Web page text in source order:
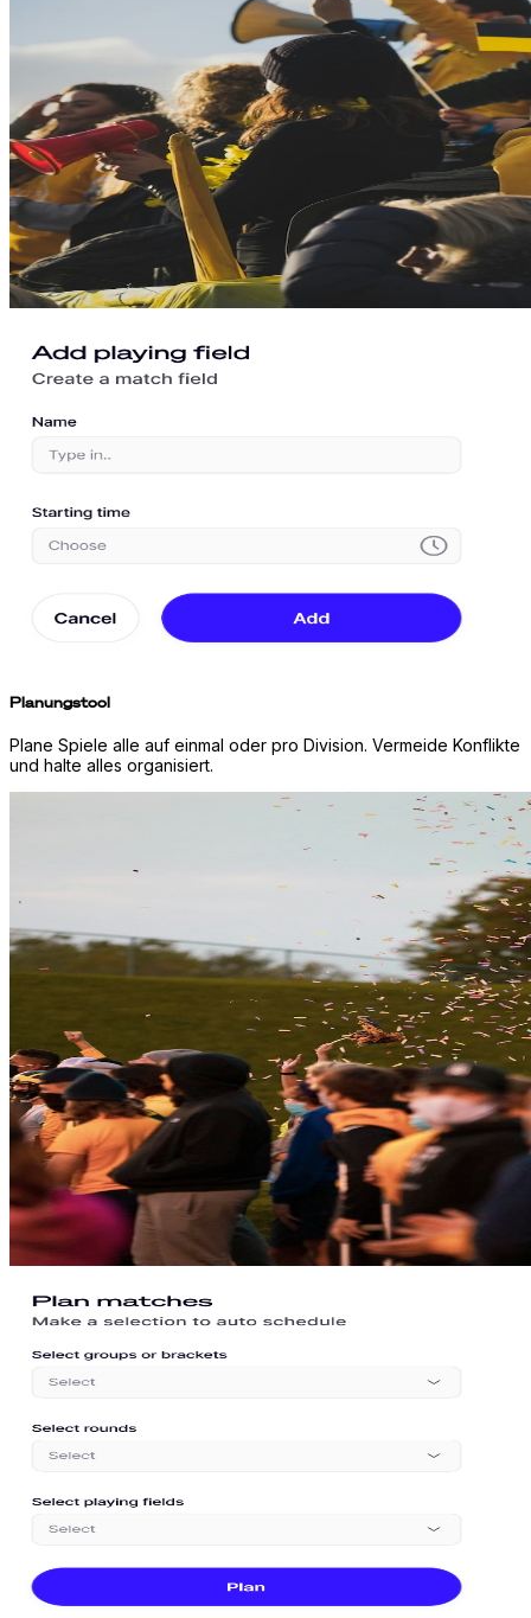
Planungstool
Plane Spiele alle auf einmal oder pro Division. Vermeide Konflikte
und halte alles organisiert.